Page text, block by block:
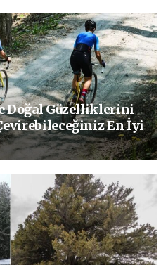
Doğal Güzelliklerini
En İyi